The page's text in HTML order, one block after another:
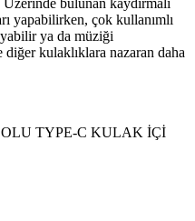
yapabilirken, çok kullanımlı
ya da müziği
kulaklıklara nazaran daha
TYPE-C KULAK İÇİ